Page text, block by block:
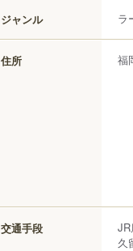
ジャンル ラ
住所 福
交通手段
JR
久